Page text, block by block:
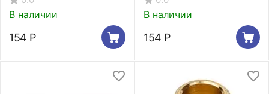
001214
В наличии
154 Р
001238
В наличии
154 Р